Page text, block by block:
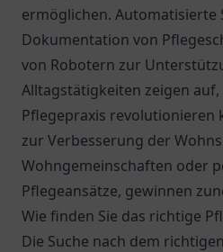
ermöglichen. Automatisierte
Dokumentation von
von Robotern zur
Alltagstätigkeiten zeigen
Pflegepraxis revolutionieren
zur Verbesserung der
Wohngemeinschaften oder
Pflegeansätze, gewinnen
Wie finden Sie das richtige
Die Suche nach dem